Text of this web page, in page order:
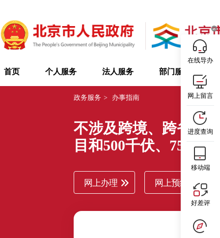
首页 个人服务 法人服务 部门服务
政务服务 > 办事指南
不涉及跨境、跨省（
目和500千伏、750千
网上办理 网上预约
在线导办
网上留言
进度查询
移动端
好差评